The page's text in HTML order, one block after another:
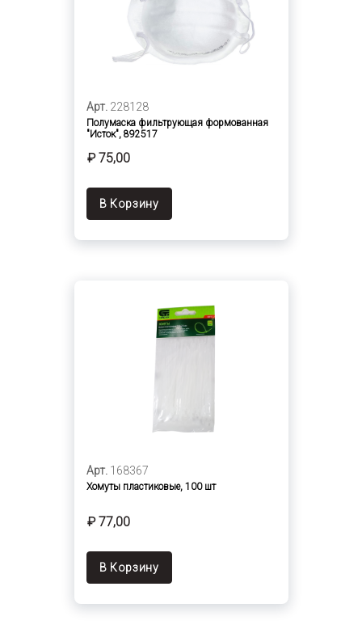
Арт. 228128
Полумаска фильтрующая формованная
"Исток", 892517
₽ 75,00
В Корзину
Арт. 168367
Хомуты пластиковые, 100 шт
₽ 77,00
В Корзину